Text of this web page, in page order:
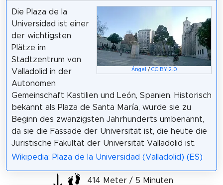
Ángel / CC BY 2.0
Die Plaza de la
Universidad ist einer
der wichtigsten
Plätze im
Stadtzentrum von
Valladolid in der
Autonomen
Gemeinschaft Kastilien und León, Spanien. Historisch
bekannt als Plaza de Santa María, wurde sie zu
Beginn des zwanzigsten Jahrhunderts umbenannt,
da sie die Fassade der Universität ist, die heute die
Juristische Fakultät der Universität Valladolid ist.
Wikipedia: Plaza de la Universidad (Valladolid) (ES)
414 Meter / 5 Minuten